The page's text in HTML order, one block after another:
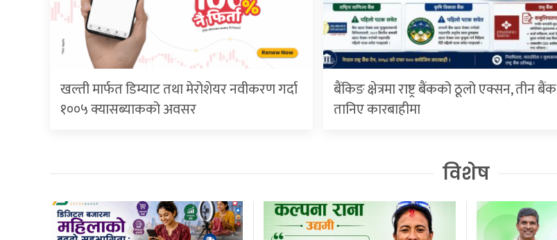
खल्ती मार्फत डिम्याट तथा मेरोशेयर नवीकरण गर्दा
१००५ क्यासब्याकको अवसर
बैंकिङ क्षेत्रमा राष्ट्र बैंकको ठूलो एक्सन, तीन बैंक
तानिए कारबाहीमा
विशेष